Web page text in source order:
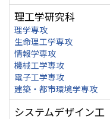
理工学研究科
理学専攻
生命理工学専攻
情報学専攻
機械工学専攻
電子工学専攻
建築・都市環境学専攻
システムデザイン工